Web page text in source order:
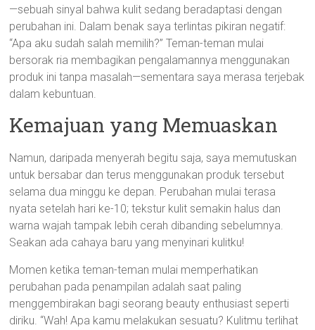
—sebuah sinyal bahwa kulit sedang beradaptasi dengan
perubahan ini. Dalam benak saya terlintas pikiran negatif:
“Apa aku sudah salah memilih?” Teman-teman mulai
bersorak ria membagikan pengalamannya menggunakan
produk ini tanpa masalah—sementara saya merasa terjebak
dalam kebuntuan.
Kemajuan yang Memuaskan
Namun, daripada menyerah begitu saja, saya memutuskan
untuk bersabar dan terus menggunakan produk tersebut
selama dua minggu ke depan. Perubahan mulai terasa
nyata setelah hari ke-10; tekstur kulit semakin halus dan
warna wajah tampak lebih cerah dibanding sebelumnya.
Seakan ada cahaya baru yang menyinari kulitku!
Momen ketika teman-teman mulai memperhatikan
perubahan pada penampilan adalah saat paling
menggembirakan bagi seorang beauty enthusiast seperti
diriku. “Wah! Apa kamu melakukan sesuatu? Kulitmu terlihat